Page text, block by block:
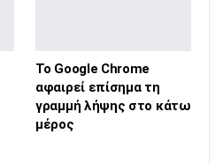
Το Google Chrome
αφαιρεί επίσημα τη
γραμμή λήψης στο κάτω
μέρος